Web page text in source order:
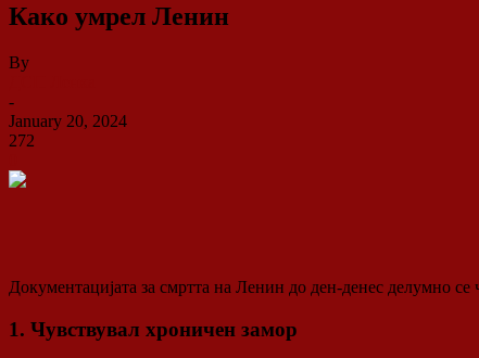
Како умрел Ленин
By
-
January 20, 2024
272
Документацијата за смртта на Ленин до ден-денес делумно
1. Чувствувал хроничен замор